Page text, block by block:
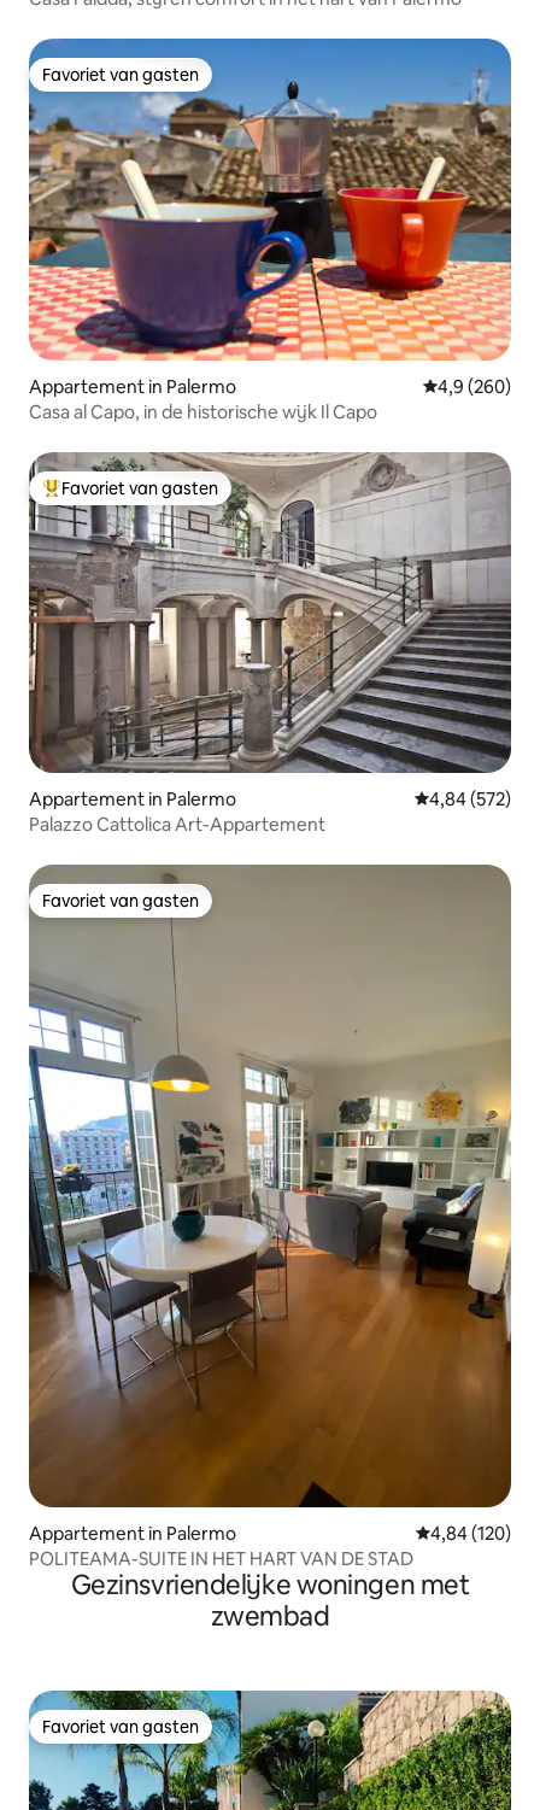
Favoriet van gasten
Favoriet van gasten
Appartement in Palermo Gemiddelde
4,9 (260)
Casa al Capo, in de historische wijk Il Capo
Topfavoriet van gasten
Favoriet van gasten
Appartement in Palermo Gemiddelde
4,84 (572)
Palazzo Cattolica Art-Appartement
Favoriet van gasten
Favoriet van gasten
Appartement in Palermo Gemiddelde
4,84 (120)
POLITEAMA-SUITE IN HET HART VAN DE STAD
Gezinsvriendelijke woningen met
zwembad
Favoriet van gasten
Favoriet van gasten